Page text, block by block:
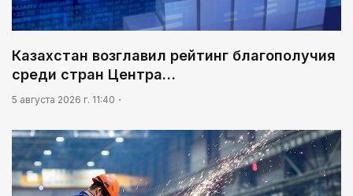
Казахстан возглавил рейтинг благополучия
среди стран Центра…
5 августа 2026 г. 11:40